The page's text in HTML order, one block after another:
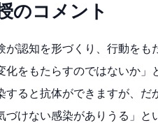
のコメント
が認知を形づくり、行動を
化をもたらすのではないか
すると抗体ができますが、
づけない感染がありうる」と